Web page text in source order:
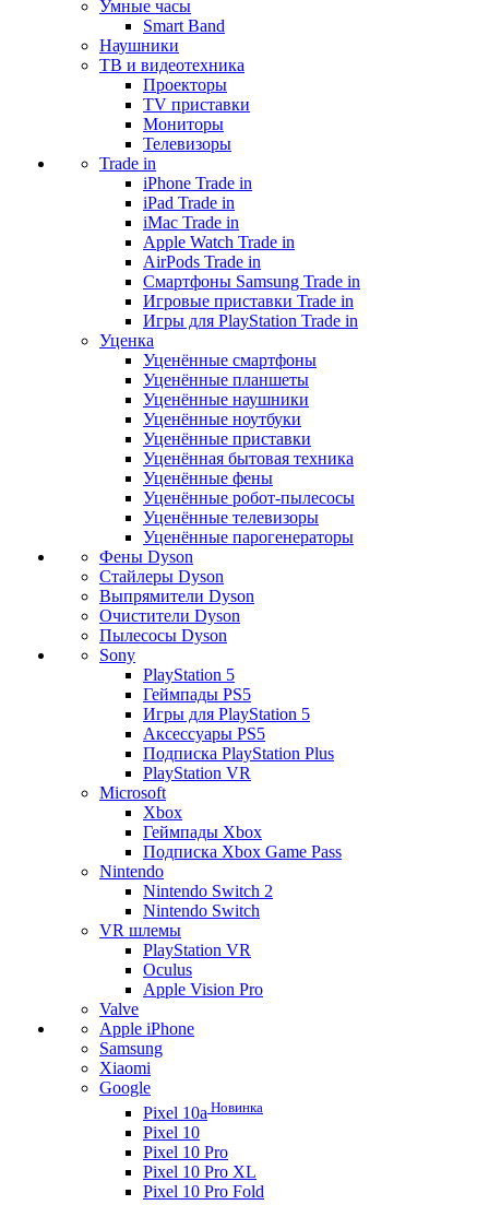
Умные часы
Smart Band
Наушники
ТВ и видеотехника
Проекторы
TV приставки
Мониторы
Телевизоры
Trade in
iPhone Trade in
iPad Trade in
iMac Trade in
Apple Watch Trade in
AirPods Trade in
Смартфоны Samsung Trade in
Игровые приставки Trade in
Игры для PlayStation Trade in
Уценка
Уценённые смартфоны
Уценённые планшеты
Уценённые наушники
Уценённые ноутбуки
Уценённые приставки
Уценённая бытовая техника
Уценённые фены
Уценённые робот-пылесосы
Уценённые телевизоры
Уценённые парогенераторы
Фены Dyson
Стайлеры Dyson
Выпрямители Dyson
Очистители Dyson
Пылесосы Dyson
Sony
PlayStation 5
Геймпады PS5
Игры для PlayStation 5
Аксессуары PS5
Подписка PlayStation Plus
PlayStation VR
Microsoft
Xbox
Геймпады Xbox
Подписка Xbox Game Pass
Nintendo
Nintendo Switch 2
Nintendo Switch
VR шлемы
PlayStation VR
Oculus
Apple Vision Pro
Valve
Apple iPhone
Samsung
Xiaomi
Google
Pixel 10a Новинка
Pixel 10
Pixel 10 Pro
Pixel 10 Pro XL
Pixel 10 Pro Fold